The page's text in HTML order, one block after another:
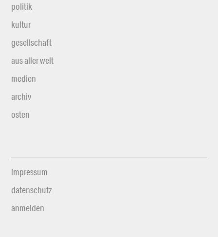
politik
kultur
gesellschaft
aus aller welt
medien
archiv
osten
impressum
datenschutz
anmelden